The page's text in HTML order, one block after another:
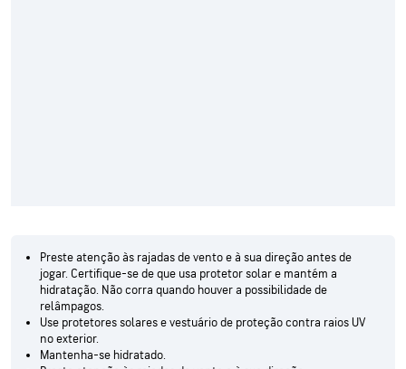
Preste atenção às rajadas de vento e à sua direção antes de
jogar. Certifique-se de que usa protetor solar e mantém a
hidratação. Não corra quando houver a possibilidade de
relâmpagos.
Use protetores solares e vestuário de proteção contra raios UV
no exterior.
Mantenha-se hidratado.